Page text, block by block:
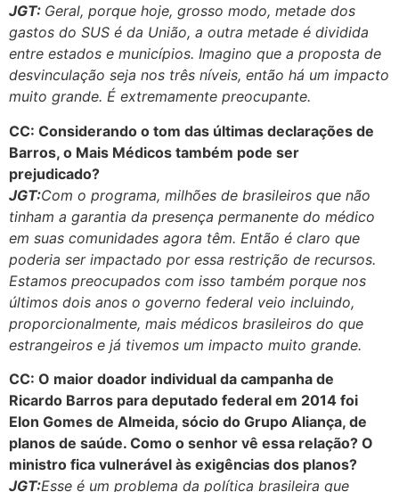
JGT: Geral, porque hoje, grosso modo, metade dos
gastos do SUS é da União, a outra metade é dividida
entre estados e municípios. Imagino que a proposta de
desvinculação seja nos três níveis, então há um impacto
muito grande. É extremamente preocupante.
CC: Considerando o tom das últimas declarações de
Barros, o Mais Médicos também pode ser
prejudicado?
JGT:Com o programa, milhões de brasileiros que não
tinham a garantia da presença permanente do médico
em suas comunidades agora têm. Então é claro que
poderia ser impactado por essa restrição de recursos.
Estamos preocupados com isso também porque nos
últimos dois anos o governo federal veio incluindo,
proporcionalmente, mais médicos brasileiros do que
estrangeiros e já tivemos um impacto muito grande.
CC: O maior doador individual da campanha de
Ricardo Barros para deputado federal em 2014 foi
Elon Gomes de Almeida, sócio do Grupo Aliança, de
planos de saúde. Como o senhor vê essa relação? O
ministro fica vulnerável às exigências dos planos?
JGT:Esse é um problema da política brasileira que